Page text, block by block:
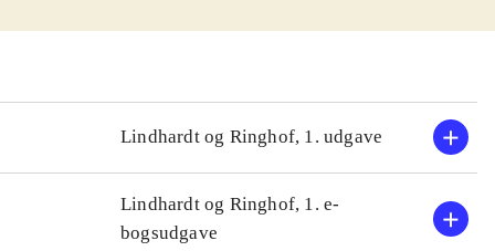
ligger i
roadtrip
Lindhardt og Ringhof, 1. udgave
Lindhardt og Ringhof, 1. e-
bogsudgave